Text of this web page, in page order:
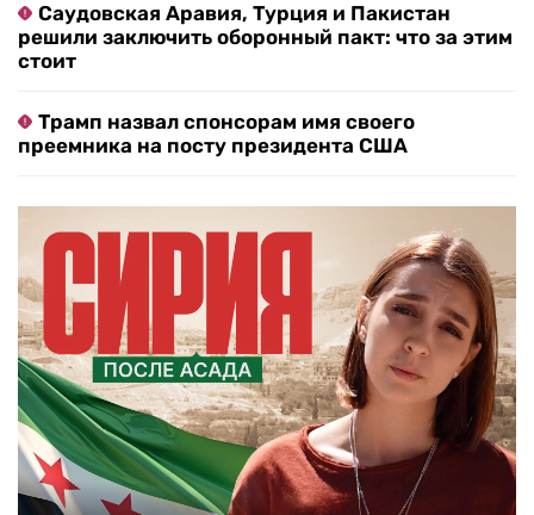
Саудовская Аравия, Турция и Пакистан
решили заключить оборонный пакт: что за этим
стоит
Трамп назвал спонсорам имя своего
преемника на посту президента США